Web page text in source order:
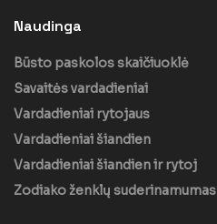
Naudinga
Būsto paskolos skaičiuoklė
Savaitės vardadieniai
Vardadieniai rytojaus
Vardadieniai šiandien
Vardadieniai šiandien ir rytoj
Zodiako ženklų suderinamumas